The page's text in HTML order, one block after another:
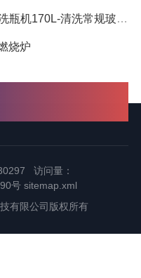
170L-清洗常规玻璃器皿
烧炉
访问量：
号 sitemap.xml
有限公司版权所有